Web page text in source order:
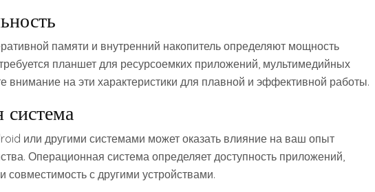
памяти и внутренний накопитель определяют мощность
планшет для ресурсоемких приложений, мультимедийных
внимание на эти характеристики для плавной и эффективной работы.
система
или другими системами может оказать влияние на ваш опыт
Операционная система определяет доступность приложений,
совместимость с другими устройствами.